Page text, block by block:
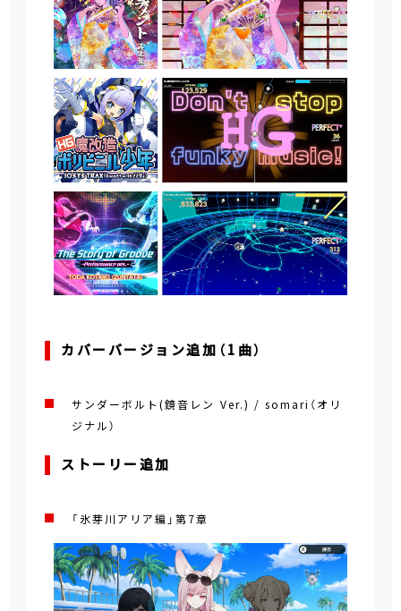
カバーバージョン追加（1曲）
サンダーボルト(鏡音レン Ver.) / somari（オリ
ジナル）
ストーリー追加
「氷芽川アリア編」第7章